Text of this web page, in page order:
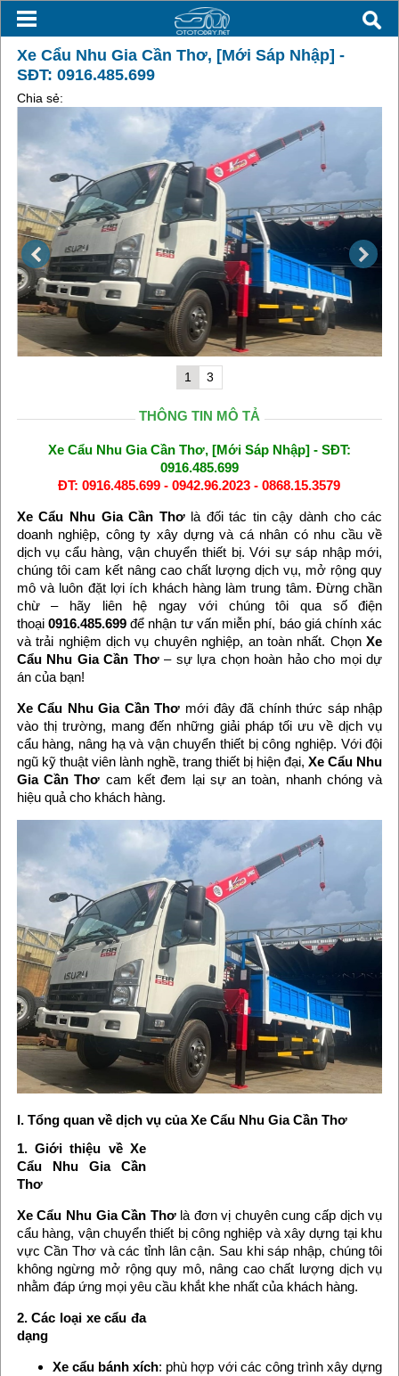
Xe Cẩu Nhu Gia Cần Thơ, [Mới Sáp Nhập] -
SĐT: 0916.485.699
Chia sẻ:
1 3
THÔNG TIN MÔ TẢ
Xe Cẩu Nhu Gia Cần Thơ, [Mới Sáp Nhập] - SĐT:
0916.485.699
ĐT: 0916.485.699 - 0942.96.2023 - 0868.15.3579
Xe Cẩu Nhu Gia Cần Thơlà đối tác tin cậy dành cho các
doanh nghiệp, công ty xây dựng và cá nhân có nhu cầu về
dịch vụ cẩu hàng, vận chuyển thiết bị. Với sự sáp nhập mới,
chúng tôi cam kết nâng cao chất lượng dịch vụ, mở rộng quy
mô và luôn đặt lợi ích khách hàng làm trung tâm. Đừng chần
chừ – hãy liên hệ ngay với chúng tôi qua số điện
thoại0916.485.699 để nhận tư vấn miễn phí, báo giá chính xác
và trải nghiệm dịch vụ chuyên nghiệp, an toàn nhất. ChọnXe
Cẩu Nhu Gia Cần Thơ– sự lựa chọn hoàn hảo cho mọi dự
án của bạn!
Xe Cẩu Nhu Gia Cần Thơ mới đây đã chính thức sáp nhập
vào thị trường, mang đến những giải pháp tối ưu về dịch vụ
cẩu hàng, nâng hạ và vận chuyển thiết bị công nghiệp. Với đội
ngũ kỹ thuật viên lành nghề, trang thiết bị hiện đại,Xe Cẩu Nhu
Gia Cần Thơ cam kết đem lại sự an toàn, nhanh chóng và
hiệu quả cho khách hàng.
I. Tổng quan về dịch vụ của Xe Cẩu Nhu Gia Cần Thơ
1. Giới thiệu về Xe
Cẩu Nhu Gia Cần
Thơ
Xe Cẩu Nhu Gia Cần Thơlà đơn vị chuyên cung cấp dịch vụ
cẩu hàng, vận chuyển thiết bị công nghiệp và xây dựng tại khu
vực Cần Thơ và các tỉnh lân cận. Sau khi sáp nhập, chúng tôi
không ngừng mở rộng quy mô, nâng cao chất lượng dịch vụ
nhằm đáp ứng mọi yêu cầu khắt khe nhất của khách hàng.
2. Các loại xe cẩu đa
dạng
Xe cẩu bánh xích: phù hợp với các công trình xây dựng